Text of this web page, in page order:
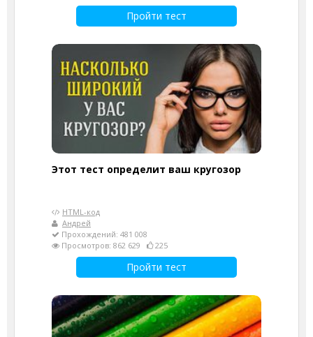
Пройти тест
Этот тест определит ваш кругозор
HTML-код
Андрей
Прохождений: 481 008
Просмотров: 862 629
225
Пройти тест